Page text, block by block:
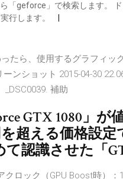
「geforce」で検索します。
行します。
たら、使用するグラフィッ
ンショット 2015-04-30
_DSC0039. 補助
GTX 1080」
超える価格設
認識させた「
クロック（GPU Boost時）